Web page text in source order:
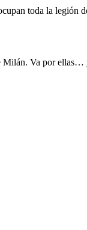
toda la
Milán. Va por